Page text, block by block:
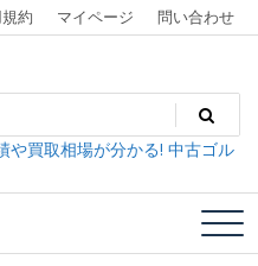
約 マイページ 問い合わせ
dev
ゴルフマーケット
や買取相場が分かる! 中古ゴル